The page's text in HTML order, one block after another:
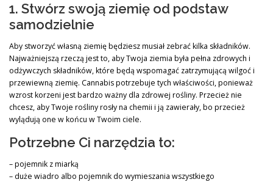
1. Stwórz swoją ziemię od podstaw
samodzielnie
Aby stworzyć własną ziemię będziesz musiał zebrać kilka składników.
Najważniejszą rzeczą jest to, aby Twoja ziemia była pełna zdrowych i
odżywczych składników, które będą wspomagać zatrzymującą wilgoć i
przewiewną ziemię. Cannabis potrzebuje tych właściwości, ponieważ
wzrost korzeni jest bardzo ważny dla zdrowej rośliny. Przecież nie
chcesz, aby Twoje rośliny rosły na chemii i ją zawierały, bo przecież
wylądują one w końcu w Twoim ciele.
Potrzebne Ci narzędzia to:
– pojemnik z miarką
– duże wiadro albo pojemnik do wymieszania wszystkiego